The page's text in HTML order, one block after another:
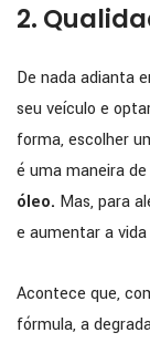
2.
De nada adianta
seu veículo e
forma, escolher
é uma maneira de
óleo. Mas, para
e aumentar a
Acontece que,
fórmula, a